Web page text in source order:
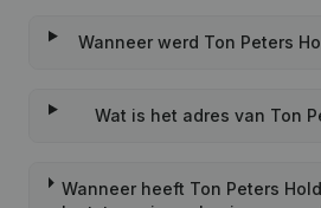
Wanneer werd Ton Peters
Wat is het adres van Ton
Wanneer heeft Ton Peters